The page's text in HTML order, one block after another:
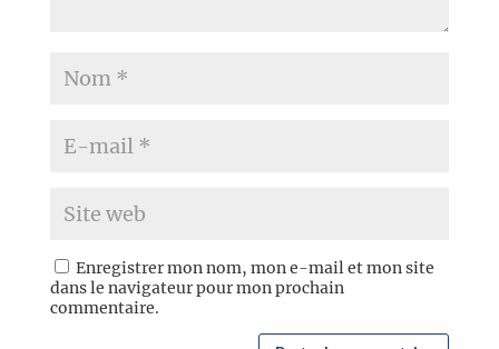
Enregistrer mon nom, mon e-mail et mon site
dans le navigateur pour mon prochain
commentaire.